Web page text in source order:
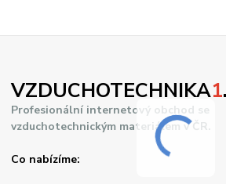
VZDUCHOTECHNIKA1
Profesionální internetový obchod se
vzduchotechnickým materiálem v ČR.
Co nabízíme: